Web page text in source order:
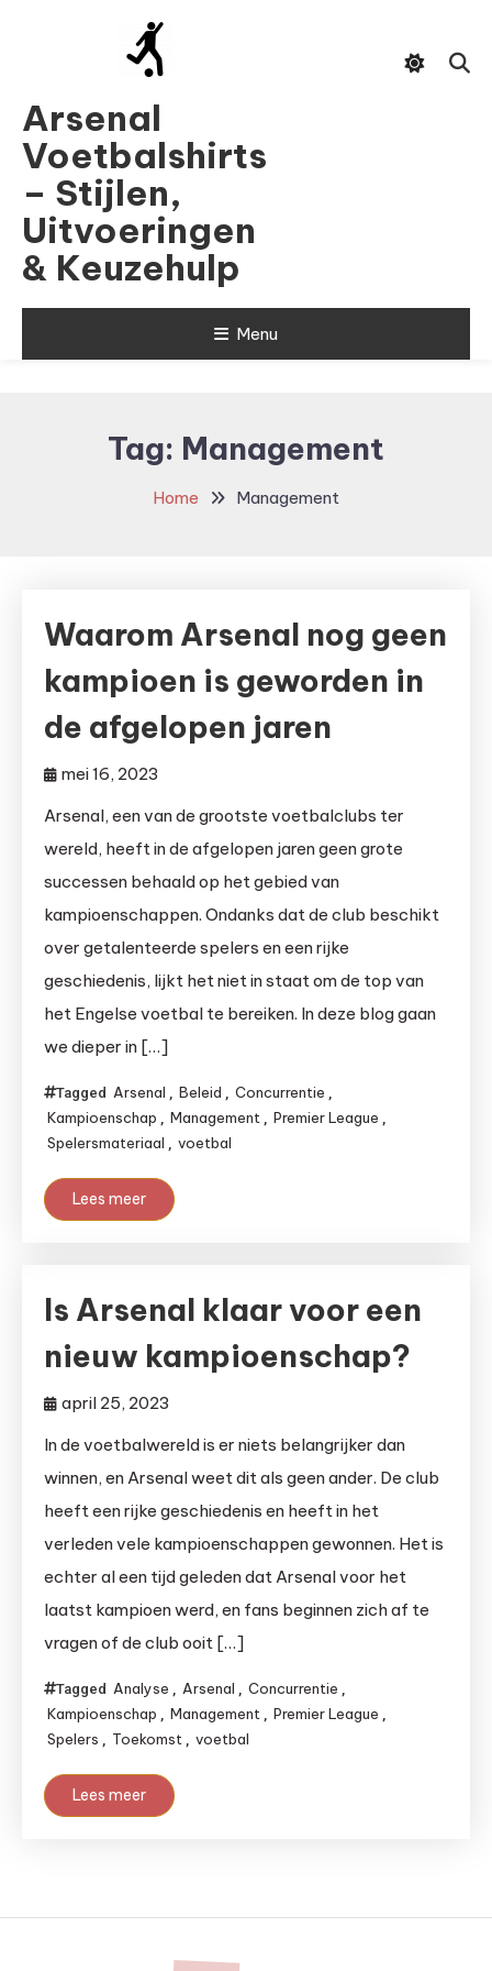
Arsenal
Voetbalshirts
– Stijlen,
Uitvoeringen
& Keuzehulp
Menu
Tag: Management
Home Management
Waarom Arsenal nog geen
kampioen is geworden in
de afgelopen jaren
mei 16, 2023
Arsenal, een van de grootste voetbalclubs ter
wereld, heeft in de afgelopen jaren geen grote
successen behaald op het gebied van
kampioenschappen. Ondanks dat de club beschikt
over getalenteerde spelers en een rijke
geschiedenis, lijkt het niet in staat om de top van
het Engelse voetbal te bereiken. In deze blog gaan
we dieper in […]
Tagged Arsenal , Beleid , Concurrentie ,
Kampioenschap , Management , Premier League ,
Spelersmateriaal , voetbal
Lees meer
Is Arsenal klaar voor een
nieuw kampioenschap?
april 25, 2023
In de voetbalwereld is er niets belangrijker dan
winnen, en Arsenal weet dit als geen ander. De club
heeft een rijke geschiedenis en heeft in het
verleden vele kampioenschappen gewonnen. Het is
echter al een tijd geleden dat Arsenal voor het
laatst kampioen werd, en fans beginnen zich af te
vragen of de club ooit […]
Tagged Analyse , Arsenal , Concurrentie ,
Kampioenschap , Management , Premier League ,
Spelers , Toekomst , voetbal
Lees meer